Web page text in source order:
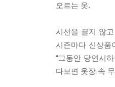
오르는 옷.
시선을 끌지 않
시즌마다 신상품
“그동안 당연시
다보면 옷장 속